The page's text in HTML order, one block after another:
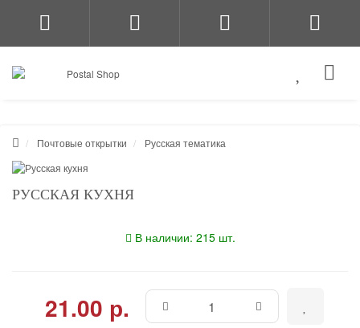
Почтовые открытки Русская тематика
РУССКАЯ КУХНЯ
В наличии: 215 шт.
21.00 р.